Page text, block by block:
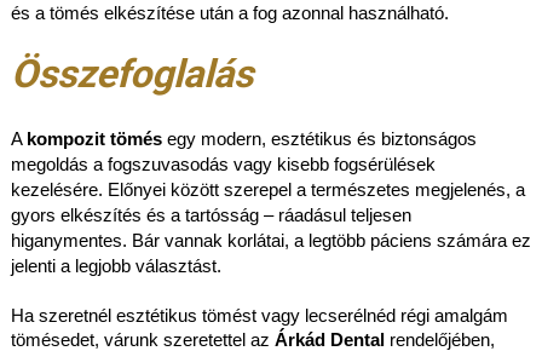
és a tömés elkészítése után a fog azonnal használható.
Összefoglalás
A kompozit tömésegy modern, esztétikus és biztonságos
megoldás a fogszuvasodás vagy kisebb fogsérülések
kezelésére. Előnyei között szerepel a természetes megjelenés, a
gyors elkészítés és a tartósság – ráadásul teljesen
higanymentes. Bár vannak korlátai, a legtöbb páciens számára ez
jelenti a legjobb választást.
Ha szeretnél esztétikus tömést vagy lecserélnéd régi amalgám
tömésedet, várunk szeretettel az Árkád Dental rendelőjében,